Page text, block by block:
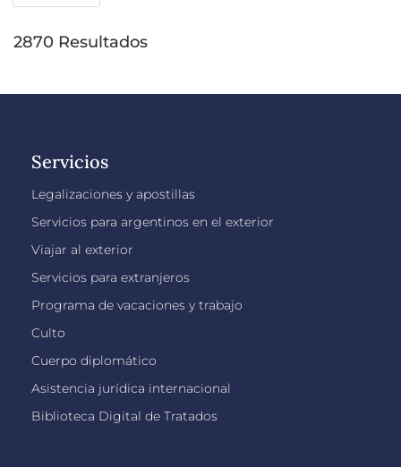
2870 Resultados
Servicios
Legalizaciones y apostillas
Servicios para argentinos en el exterior
Viajar al exterior
Servicios para extranjeros
Programa de vacaciones y trabajo
Culto
Cuerpo diplomático
Asistencia jurídica internacional
Biblioteca Digital de Tratados